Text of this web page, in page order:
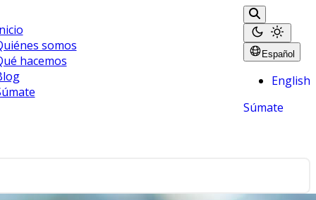
somos
hacemos
Español
English
Súmate